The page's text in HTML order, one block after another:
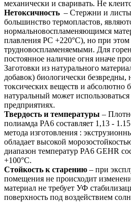
механически и сваривать. Не
Нетоксичность – Стержни и
большинство термопластов,
нормальновоспламеняющимся
плавления PС +220°С), но при этом
трудновоспламеняемыми. Для
постоянное наличие огня иначе
Заготовки из натурального
добавок) биологически
токсических веществ и абсолютно
натуральный может
предприятиях.
Твердость и температуры –
полиамда PA6 составляет 1,13 -
метода изготовления :
обладает высокой
диапазон температур PA6 GEHR
+100°С.
Стойкость к старению – при
помещения не происходит
материал не требует УФ
поверхность под воздействием